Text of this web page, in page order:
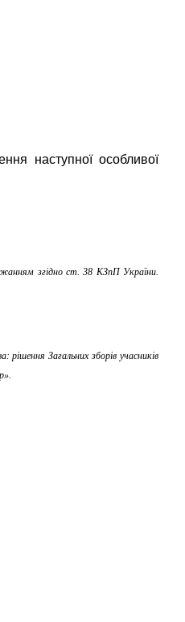
наступної особливої
згідно ст. 38 КЗпП України.
Загальних зборів учасників
».